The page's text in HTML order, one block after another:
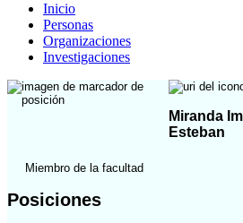
Inicio
Personas
Organizaciones
Investigaciones
Miranda
Esteban
Miembro de la facultad
Posiciones